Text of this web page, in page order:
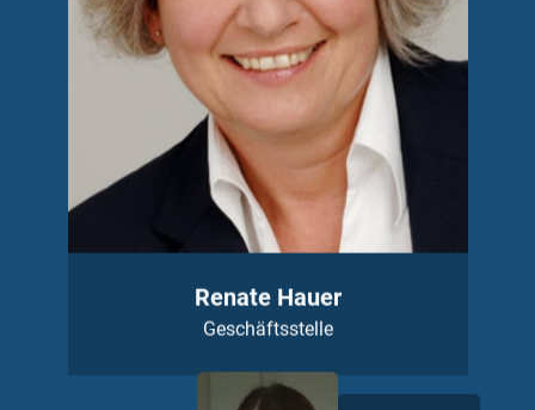
Geschäftsstelle